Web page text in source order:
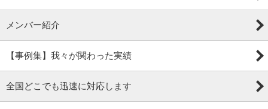
メンバー紹介
【事例集】我々が関わった実績
全国どこでも迅速に対応します